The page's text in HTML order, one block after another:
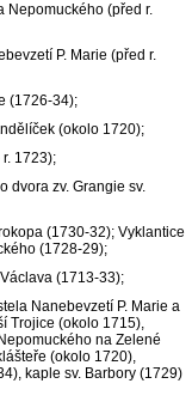
Nepomuckého (před r.
P. Marie (před r.
(1726-34);
(okolo 1720);
1723);
dvora zv. Grangie sv.
(1730-32); Vyklantice
(1728-29);
(1713-33);
Nanebevzetí P. Marie a
Trojice (okolo 1715),
na Zelené
(okolo 1720),
kaple sv. Barbory (1729)